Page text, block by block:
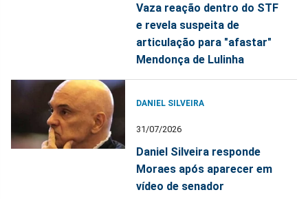
Vaza reação dentro do STF
e revela suspeita de
articulação para "afastar"
Mendonça de Lulinha
DANIEL SILVEIRA
31/07/2026
Daniel Silveira responde
Moraes após aparecer em
vídeo de senador